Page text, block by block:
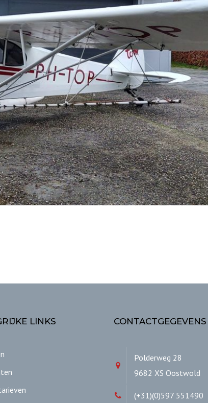
LINKS CONTACTGEGEVENS
Polderweg 28
9682 XS Oostwold
(+31)(0)597 551490